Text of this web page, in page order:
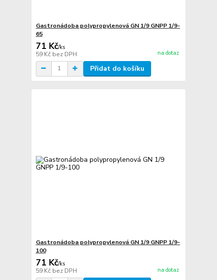
Gastronádoba polypropylenová GN 1/9 GNPP 1/9-
65
71 Kč/ks
59 Kč bez DPH na dotaz
Přidat do košíku
Gastronádoba polypropylenová GN 1/9 GNPP 1/9-
100
71 Kč/ks
59 Kč bez DPH na dotaz